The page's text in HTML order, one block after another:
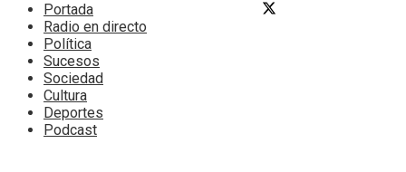
Portada
Radio en directo
Política
Sucesos
Sociedad
Cultura
Deportes
Podcast